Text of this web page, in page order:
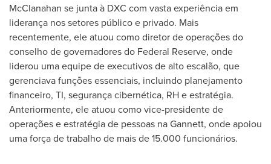
McClanahan se junta à DXC com vasta experiência em
liderança nos setores público e privado. Mais
recentemente, ele atuou como diretor de operações do
conselho de governadores do Federal Reserve, onde
liderou uma equipe de executivos de alto escalão, que
gerenciava funções essenciais, incluindo planejamento
financeiro, TI, segurança cibernética, RH e estratégia.
Anteriormente, ele atuou como vice-presidente de
operações e estratégia de pessoas na Gannett, onde apoiou
uma força de trabalho de mais de 15.000 funcionários.